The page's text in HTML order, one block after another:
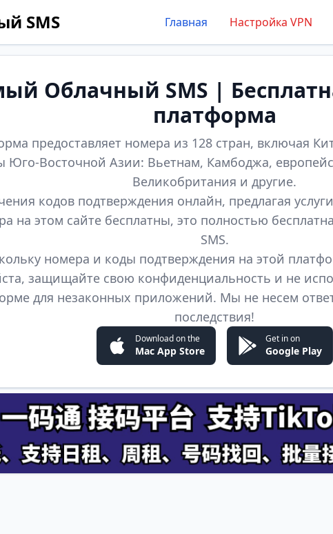
SMS Главная Настройка VPN
Облачный SMS |
платформа
предоставляет номера из 128 стран, включая
Юго-Восточной Азии: Вьетнам, Камбоджа,
Великобритания и другие.
кодов подтверждения онлайн, предлагая
на этом сайте бесплатны, это полностью
SMS.
номера и коды подтверждения на этой
защищайте свою конфиденциальность и не
для незаконных приложений. Мы не несем
последствия!
Download on the
Mac App Store
Get in on
Google Play